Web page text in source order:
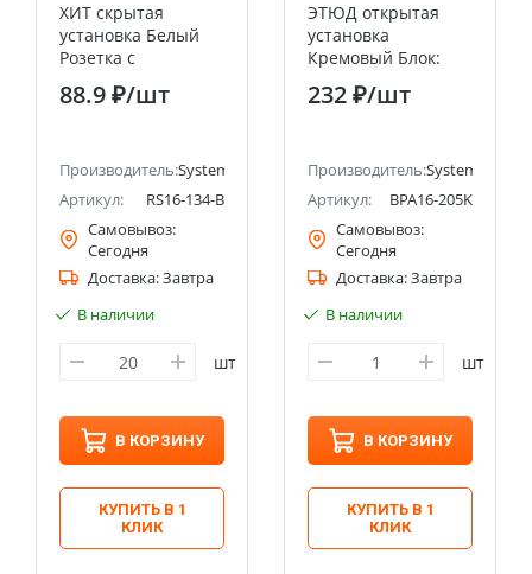
(ранее Schneider Electric)
ХИТ скрытая
установка Белый
Розетка с
заземлением, 16А
Systeme Electric
88.9 ₽/шт
Производитель:Systeme Electric (ранее Schneider Electric)
Артикул:
RS16-134-B
Самовывоз:
Сегодня
Доставка:Завтра
В наличии
шт
В КОРЗИНУ
КУПИТЬ В 1
КЛИК
ЭТЮД открытая
установка
Кремовый Блок:
Розетка без
заземления +
Systeme Electric
(Schneider Electric)
232 ₽/шт
Производитель:Systeme
Артикул:
BPA16-205K
Самовывоз:
Сегодня
Доставка:Завтра
В наличии
шт
В КОРЗИНУ
КУПИТЬ В 1
КЛИК